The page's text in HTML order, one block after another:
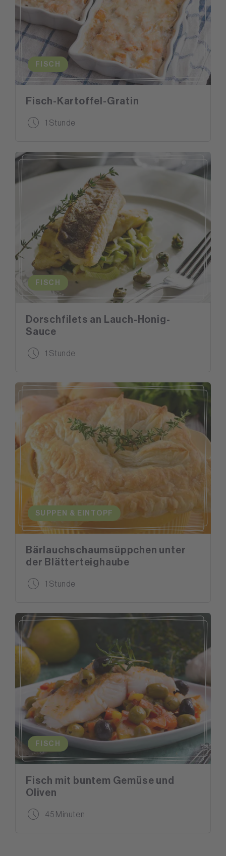
FISCH
Fisch-Kartoffel-Gratin
1 Stunde
FISCH
Dorschfilets an Lauch-Honig-
Sauce
1 Stunde
SUPPEN & EINTOPF
Bärlauchschaumsüppchen unter
der Blätterteighaube
1 Stunde
FISCH
Fisch mit buntem Gemüse und
Oliven
45 Minuten